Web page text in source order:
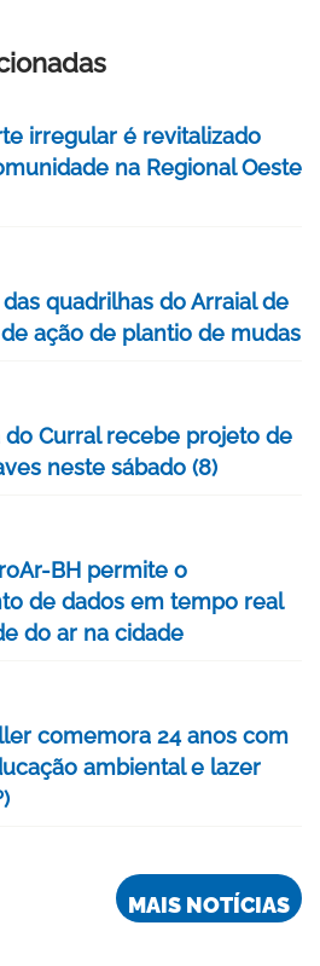
irregular é revitalizado
na Regional Oeste
quadrilhas do Arraial de
ação de plantio de mudas
do Curral recebe projeto de
neste sábado (8)
BH permite o
de dados em tempo real
do ar na cidade
comemora 24 anos com
ambiental e lazer
MAIS NOTÍCIAS